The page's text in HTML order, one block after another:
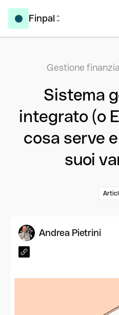
Finpal
Gestione
Sistema
integrato (o
cosa serve
suoi
Andrea Pietrini